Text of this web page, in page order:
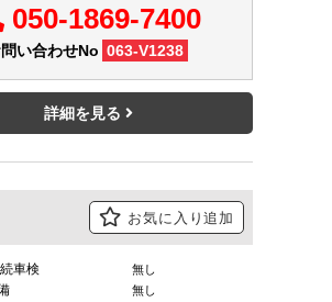
050-1869-7400
い合わせNo 063-V1238
詳細を見る
お気に入り追加
車検 無し
無し